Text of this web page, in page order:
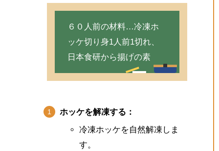
６０人前の材料…冷凍ホ
ッケ切り身1人前1切れ、
日本食研から揚げの素
ホッケを解凍する：
冷凍ホッケを自然解凍しま
す。